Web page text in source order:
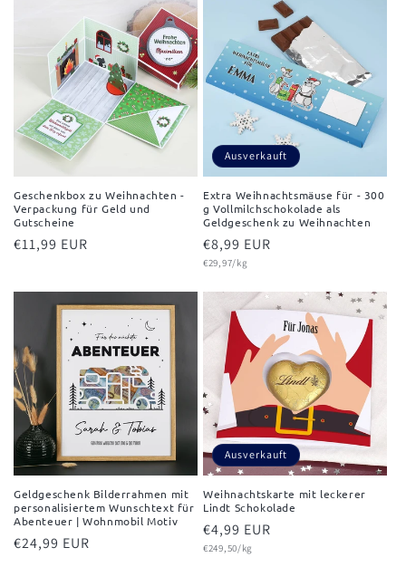
Geschenkbox zu Weihnachten -
Verpackung für Geld und
Gutscheine
Normaler
€11,99 EUR
Ausverkauft
Extra Weihnachtsmäuse für - 300
g Vollmilchschokolade als
Geldgeschenk zu Weihnachten
Normaler
Preis
€8,99 EUR
Grundpreis
€29,97/kg
Geldgeschenk Bilderrahmen mit
personalisiertem Wunschtext für
Abenteuer | Wohnmobil Motiv
Normaler
€24,99 EUR
Ausverkauft
Weihnachtskarte mit leckerer
Lindt Schokolade
Normaler
Preis
€4,99 EUR
Grundpreis
€249,50/kg